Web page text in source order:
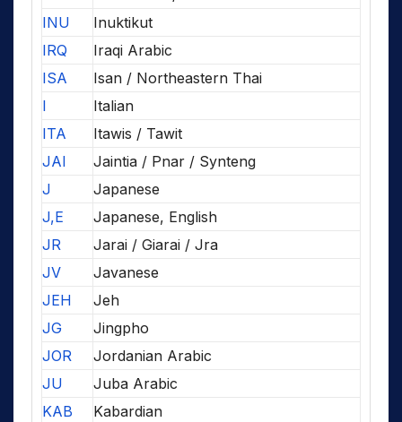
INU
Inuktikut
IRQ
Iraqi Arabic
ISA
Isan / Northeastern Thai
I
Italian
ITA
Itawis / Tawit
JAI
Jaintia / Pnar / Synteng
J
Japanese
J,E
Japanese, English
JR
Jarai / Giarai / Jra
JV
Javanese
JEH
Jeh
JG
Jingpho
JOR
Jordanian Arabic
JU
Juba Arabic
KAB
Kabardian